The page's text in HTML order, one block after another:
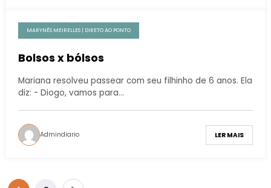
MARYNÊS MEIRELLES | DIRETO AO PONTO
Bolsos x bólsos
Mariana resolveu passear com seu filhinho de 6 anos. Ela
diz: - Diogo, vamos para…
Admindiario LER MAIS